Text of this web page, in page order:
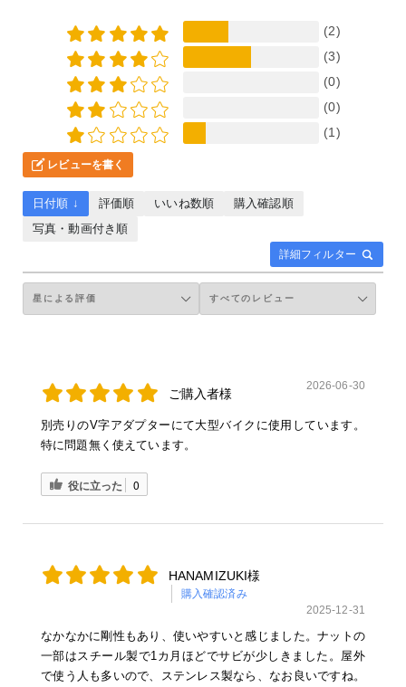
(2)
(3)
(0)
(0)
(1)
レビューを書く
詳細フィルター
日付順 ↓ 評価順 いいね数順
購入確認順
写真・動画付き順
ご購入者様
2026-06-30
別売りのV字アダプターにて大型バイクに使用しています。
特に問題無く使えています。
役に立った 0
HANAMIZUKI様
購入確認済み
2025-12-31
なかなかに剛性もあり、使いやすいと感じました。ナットの
一部はスチール製で1カ月ほどでサビが少しきました。屋外
で使う人も多いので、ステンレス製なら、なお良いですね。